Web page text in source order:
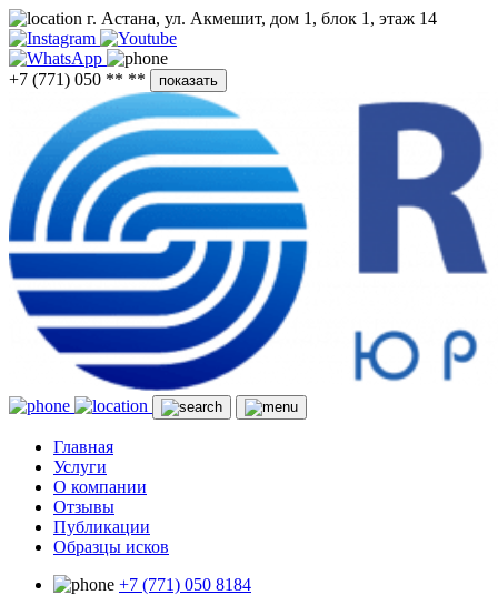
г. Астана, ул. Акмешит, дом 1, блок 1, этаж 14
+7 (771) 050 ** ** показать
Главная
Услуги
О компании
Отзывы
Публикации
Образцы исков
+7 (771) 050 8184